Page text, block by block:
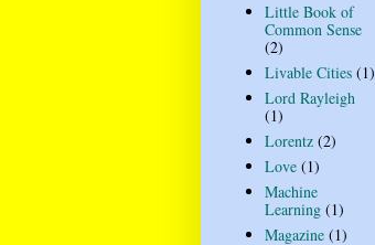
Little Book of
Common Sense
(2)
Livable Cities (1)
Lord Rayleigh
(1)
Lorentz (2)
Love (1)
Machine
Learning (1)
Magazine (1)